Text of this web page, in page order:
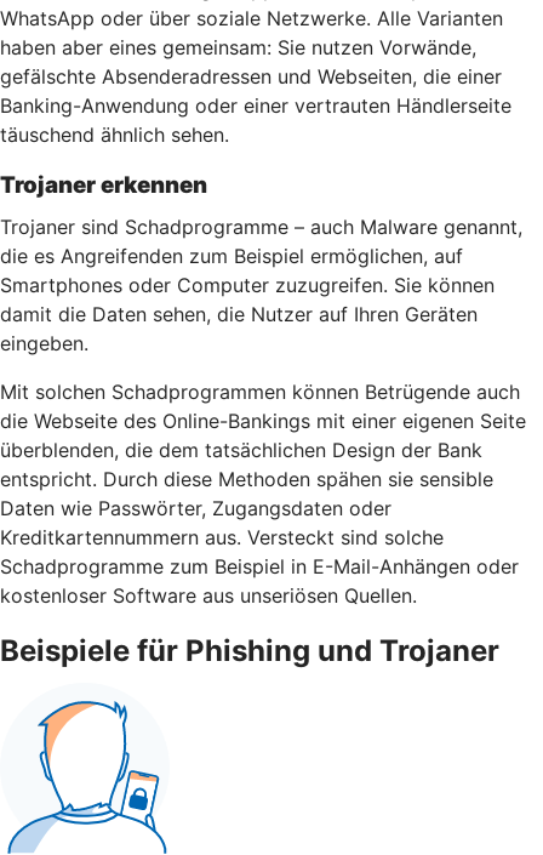
WhatsApp oder über soziale Netzwerke. Alle Varianten
haben aber eines gemeinsam: Sie nutzen Vorwände,
gefälschte Absenderadressen und Webseiten, die einer
Banking-Anwendung oder einer vertrauten Händlerseite
täuschend ähnlich sehen.
Trojaner erkennen
Trojaner sind Schadprogramme – auch Malware genannt,
die es Angreifenden zum Beispiel ermöglichen, auf
Smartphones oder Computer zuzugreifen. Sie können
damit die Daten sehen, die Nutzer auf Ihren Geräten
eingeben.
Mit solchen Schadprogrammen können Betrügende auch
die Webseite des Online-Bankings mit einer eigenen Seite
überblenden, die dem tatsächlichen Design der Bank
entspricht. Durch diese Methoden spähen sie sensible
Daten wie Passwörter, Zugangsdaten oder
Kreditkartennummern aus. Versteckt sind solche
Schadprogramme zum Beispiel in E-Mail-Anhängen oder
kostenloser Software aus unseriösen Quellen.
Beispiele für Phishing und Trojaner